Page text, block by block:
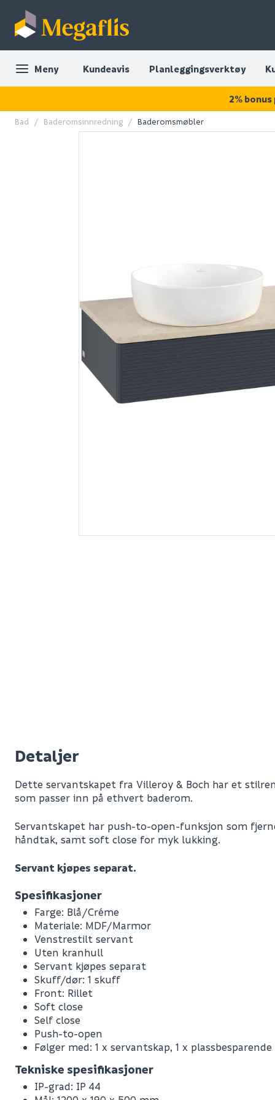
Meny Kundeavis Planleggingsverktøy
Rapid stifthammer
970
V&b antao
rillet
m/
Bad Baderomsinnredning Baderomsmøbler
Detaljer
Dette servantskapet fra Villeroy & Boch har et
som passer inn på ethvert baderom.
Servantskapet har push-to-open-funksjon som
håndtak, samt soft close for myk lukking.
Servant kjøpes separat.
Spesifikasjoner
Farge: Blå/Créme
Materiale: MDF/Marmor
Venstrestilt servant
Uten kranhull
Servant kjøpes separat
Skuff/dør: 1 skuff
Front: Rillet
Soft close
Self close
Push-to-open
Følger med: 1 x servantskap, 1 x
Tekniske spesifikasjoner
IP-grad: IP 44
Leverandørens varenummer
Nobb No
2%